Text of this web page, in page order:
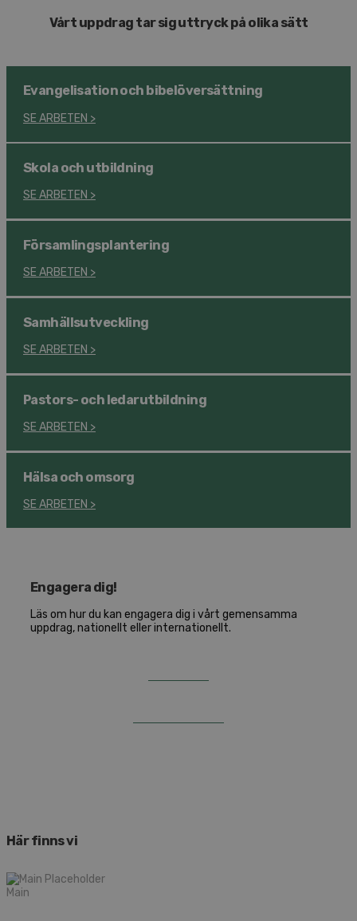
Vårt uppdrag tar sig uttryck på olika sätt
Evangelisation och bibel­översättning
SE ARBETEN >
Skola och utbildning
SE ARBETEN >
Församlings­plantering
SE ARBETEN >
Samhälls­utveckling
SE ARBETEN >
Pastors- och ledar­utbildning
SE ARBETEN >
Hälsa och omsorg
SE ARBETEN >
Engagera dig!
Läs om hur du kan engagera dig i vårt gemensamma
uppdrag, nationellt eller internationellt.
Här finns vi
Main